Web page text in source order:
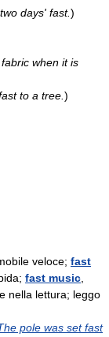
days' fast.)
when it is
to a tree. )
veloce; fast
fast music
nella lettura; leggo
pole was set fast